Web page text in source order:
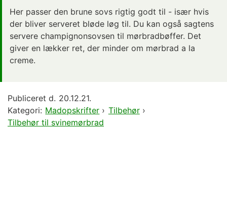
Her passer den brune sovs rigtig godt til - især hvis
der bliver serveret bløde løg til. Du kan også sagtens
servere champignonsovsen til mørbradbøffer. Det
giver en lækker ret, der minder om mørbrad a la
creme.
Publiceret d. 20.12.21.
Kategori: Madopskrifter › Tilbehør›
Tilbehør til svinemørbrad